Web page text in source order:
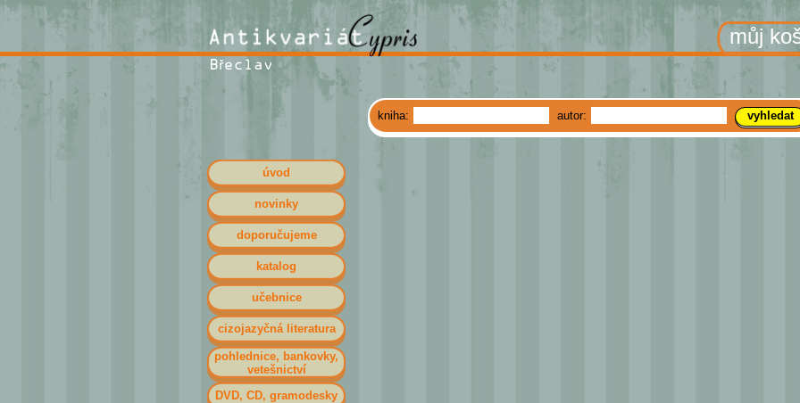
můj
kniha: autor:
úvod
novinky
doporučujeme
katalog
učebnice
cizojazyčná literatura
pohlednice, bankovky,
vetešnictví
DVD, CD, gramodesky